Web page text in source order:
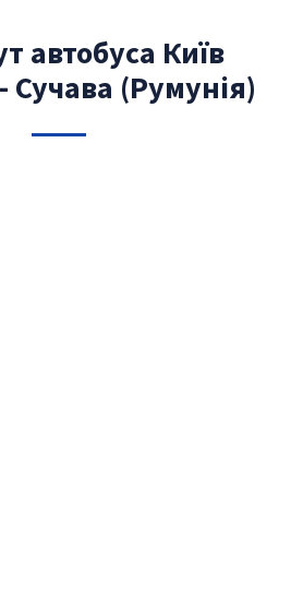
автобуса Київ
Сучава (Румунія)